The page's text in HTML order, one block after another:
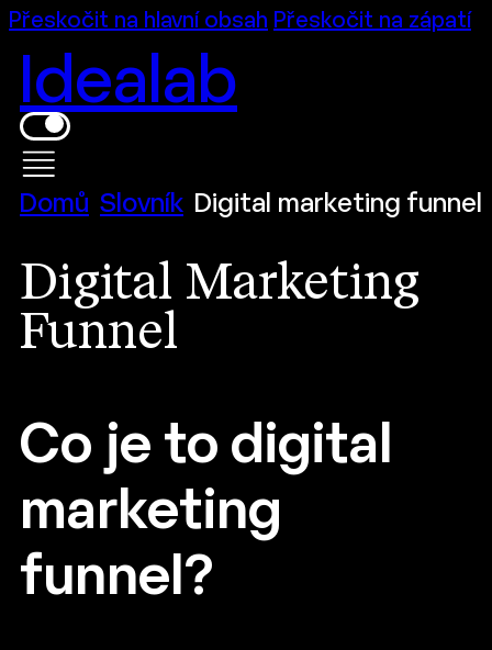
Přeskočit na hlavní obsah Přeskočit na zápatí
Idealab
Domů Slovník Digital marketing funnel
Digital Marketing
Funnel
Co je to digital
marketing
funnel?